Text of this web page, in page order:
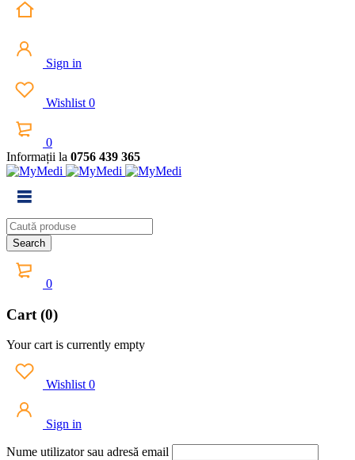
Sign in
Wishlist 0
0
Informații la 0756 439 365
0
Cart (0)
Your cart is currently empty
Wishlist 0
Sign in
Nume utilizator sau adresă email